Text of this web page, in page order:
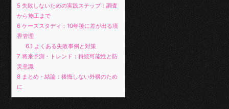
5 失敗しないための実践ステップ：調査
から施工まで
6 ケーススタディ：10年後に差が出る境
界管理
6.1 よくある失敗事例と対策
7 将来予測・トレンド：持続可能性と防
災意識
8 まとめ・結論：後悔しない外構のため
に